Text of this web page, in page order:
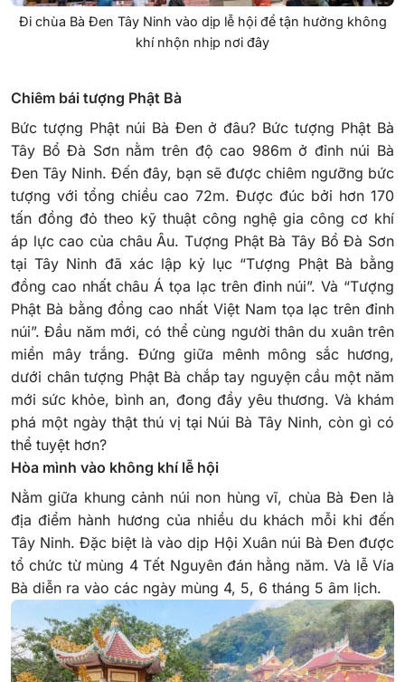
Đi chùa Bà Đen Tây Ninh vào dịp lễ hội để tận hưởng không
khí nhộn nhịp nơi đây
Chiêm bái tượng Phật Bà
Bức tượng Phật núi Bà Đen ở đâu? Bức tượng Phật Bà
Tây Bổ Đà Sơn nằm trên độ cao 986m ở đỉnh núi Bà
Đen Tây Ninh. Đến đây, bạn sẽ được chiêm ngưỡng bức
tượng với tổng chiều cao 72m. Được đúc bởi hơn 170
tấn đồng đỏ theo kỹ thuật công nghệ gia công cơ khí
áp lực cao của châu Âu. Tượng Phật Bà Tây Bổ Đà Sơn
tại Tây Ninh đã xác lập kỷ lục “Tượng Phật Bà bằng
đồng cao nhất châu Á tọa lạc trên đỉnh núi”. Và “Tượng
Phật Bà bằng đồng cao nhất Việt Nam tọa lạc trên đỉnh
núi”.Đầu năm mới, có thể cùng người thân du xuân trên
miền mây trắng. Đứng giữa mênh mông sắc hương,
dưới chân tượng Phật Bà chắp tay nguyện cầu một năm
mới sức khỏe, bình an, đong đầy yêu thương. Và khám
phá một ngày thật thú vị tại Núi Bà Tây Ninh, còn gì có
thể tuyệt hơn?
Hòa mình vào không khí lễ hội
Nằm giữa khung cảnh núi non hùng vĩ, chùa Bà Đen là
địa điểm hành hương của nhiều du khách mỗi khi đến
Tây Ninh. Đặc biệt là vào dịp Hội Xuân núi Bà Đen được
tổ chức từ mùng 4 Tết Nguyên đán hằng năm. Và lễ Vía
Bà diễn ra vào các ngày mùng 4, 5, 6 tháng 5 âm lịch.